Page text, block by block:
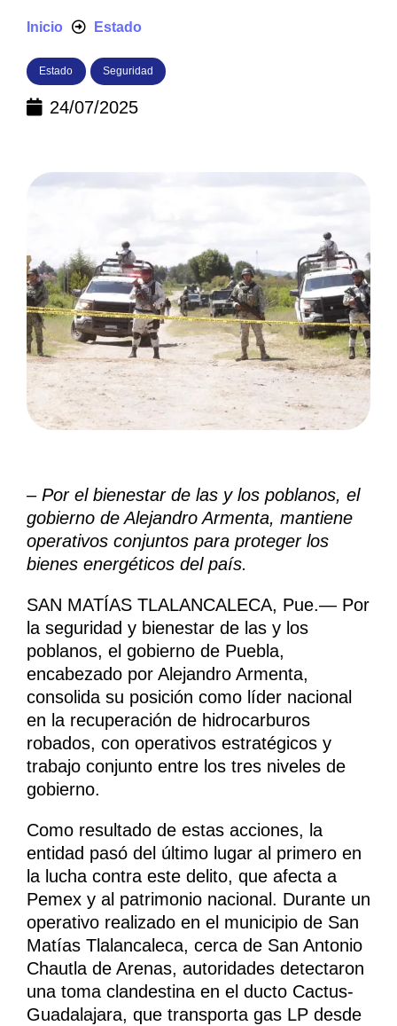
Inicio Estado
Estado Seguridad
24/07/2025
– Por el bienestar de las y los poblanos, el
gobierno de Alejandro Armenta, mantiene
operativos conjuntos para proteger los
bienes energéticos del país.
SAN MATÍAS TLALANCALECA, Pue.— Por
la seguridad y bienestar de las y los
poblanos, el gobierno de Puebla,
encabezado por Alejandro Armenta,
consolida su posición como líder nacional
en la recuperación de hidrocarburos
robados, con operativos estratégicos y
trabajo conjunto entre los tres niveles de
gobierno.
Como resultado de estas acciones, la
entidad pasó del último lugar al primero en
la lucha contra este delito, que afecta a
Pemex y al patrimonio nacional. Durante un
operativo realizado en el municipio de San
Matías Tlalancaleca, cerca de San Antonio
Chautla de Arenas, autoridades detectaron
una toma clandestina en el ducto Cactus-
Guadalajara, que transporta gas LP desde